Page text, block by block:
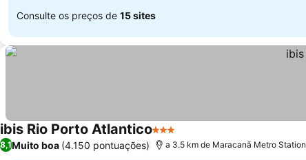
Consulte os preços de 15 sites
ibis Rio Porto Atlantico3 Estrelas
8,1Muito boa (4.150 pontuações) a 3.5 km de Maracanã Metro Station